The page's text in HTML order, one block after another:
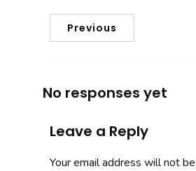
Previous
No responses yet
Leave a Reply
Your email address will not